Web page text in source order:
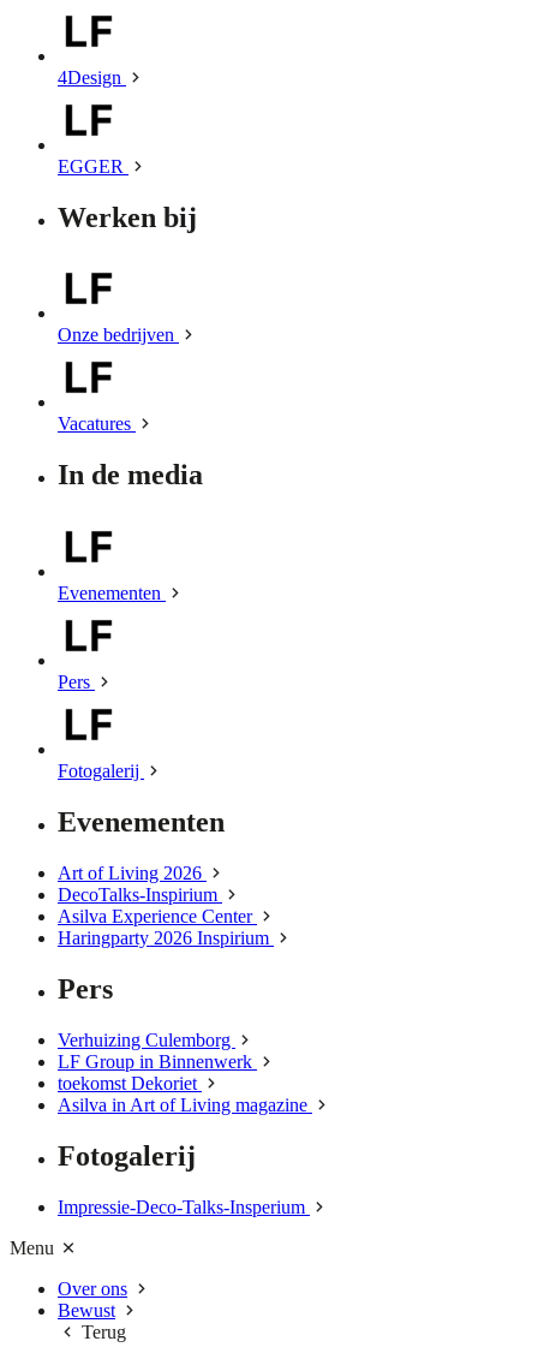
4Design
EGGER
Werken bij
Onze bedrijven
Vacatures
In de media
Evenementen
Pers
Fotogalerij
Evenementen
Art of Living 2026
DecoTalks-Inspirium
Asilva Experience Center
Haringparty 2026 Inspirium
Pers
Verhuizing Culemborg
LF Group in Binnenwerk
toekomst Dekoriet
Asilva in Art of Living magazine
Fotogalerij
Impressie-Deco-Talks-Insperium
Menu
Over ons
Bewust
Terug